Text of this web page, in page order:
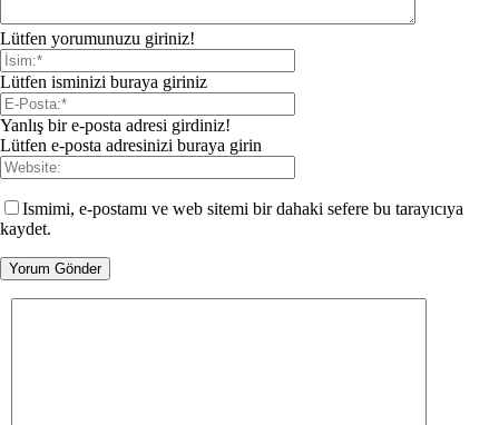
Lütfen yorumunuzu giriniz!
Lütfen isminizi buraya giriniz
Yanlış bir e-posta adresi girdiniz!
Lütfen e-posta adresinizi buraya girin
Ismimi, e-postamı ve web sitemi bir dahaki sefere bu tarayıcıya
kaydet.